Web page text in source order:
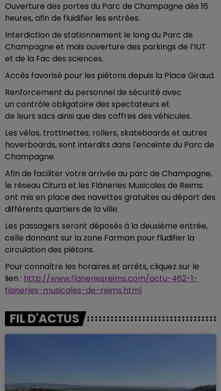
Ouverture des portes du Parc de Champagne dès 16
heures, afin de fluidifier les entrées.
Interdiction de stationnement le long du Parc de
Champagne et mais ouverture des parkings de l’IUT
et de la Fac des sciences.
Accès favorisé pour les piétons depuis la Place Giraud.
Renforcement du personnel de sécurité avec
un contrôle obligatoire des spectateurs et
de leurs sacs ainsi que des coffres des véhicules.
Les vélos, trottinettes, rollers, skateboards et autres
hoverboards, sont interdits dans l'enceinte du Parc de
Champagne.
Afin de faciliter votre arrivée au parc de Champagne,
le réseau Citura et les Flâneries Musicales de Reims
ont mis en place des navettes gratuites au départ des
différents quartiers de la ville.
Les passagers seront déposés à la deuxième entrée,
celle donnant sur la zone Farman pour fludifier la
circulation des piétons.
Pour connaître les horaires et arrêts, cliquez sur le
lien : http://www.flaneriesreims.com/actu-462-1-
flaneries-musicales-de-reims.html
FIL D'ACTUS